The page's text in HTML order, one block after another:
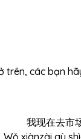
trên, các bạn
我现在去市
Wǒ xiànzài qù